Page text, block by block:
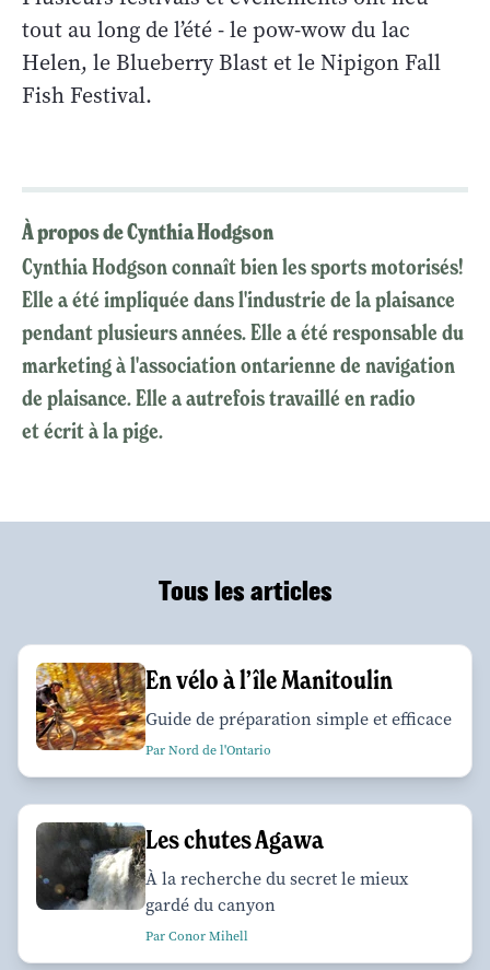
tout au long de l’été - le pow-wow du lac
Helen, le Blueberry Blast et le Nipigon Fall
Fish Festival.
À propos de Cynthia Hodgson
Cynthia Hodgson connaît bien les sports motorisés!
Elle a été impliquée dans l'industrie de la plaisance
pendant plusieurs années. Elle a été responsable du
marketing à l'association ontarienne de navigation
de plaisance. Elle a autrefois travaillé en radio
et écrit à la pige.
Tous les articles
En vélo à l’île Manitoulin
Guide de préparation simple et efficace
Par Nord de l'Ontario
Les chutes Agawa
À la recherche du secret le mieux
gardé du canyon
Par Conor Mihell